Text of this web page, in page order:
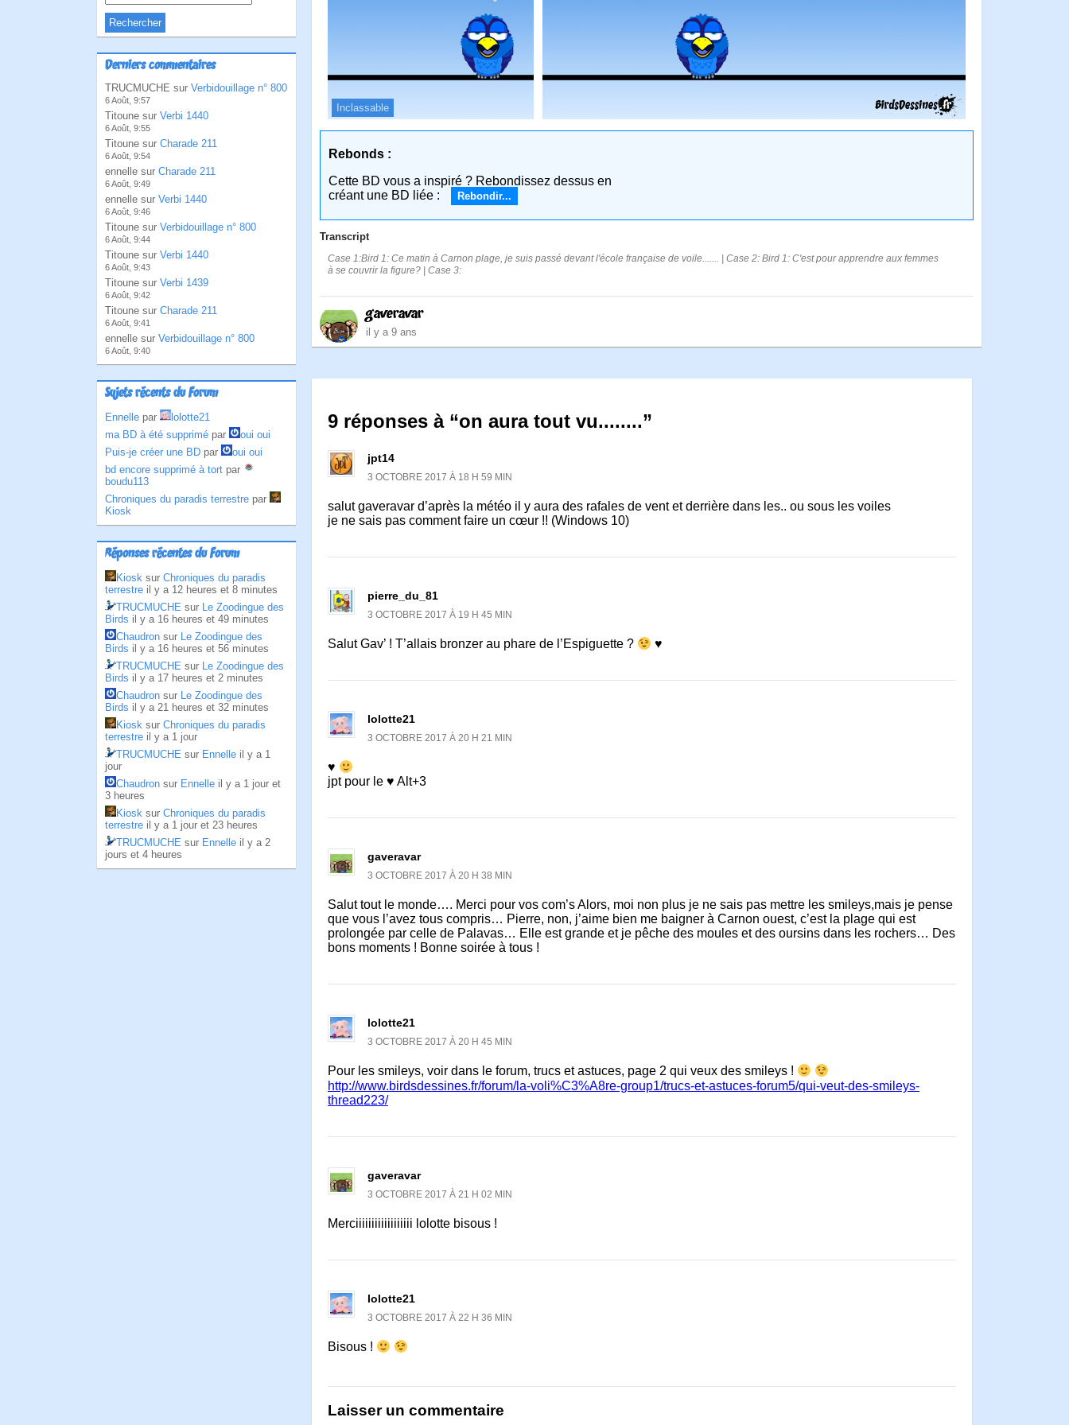
Derniers commentaires
TRUCMUCHE sur Verbidouillage n° 800
6 Août, 9:57
Titoune sur Verbi 1440
6 Août, 9:55
Titoune sur Charade 211
6 Août, 9:54
ennelle sur Charade 211
6 Août, 9:49
ennelle sur Verbi 1440
6 Août, 9:46
Titoune sur Verbidouillage n° 800
6 Août, 9:44
Titoune sur Verbi 1440
6 Août, 9:43
Titoune sur Verbi 1439
6 Août, 9:42
Titoune sur Charade 211
6 Août, 9:41
ennelle sur Verbidouillage n° 800
6 Août, 9:40
Sujets récents du Forum
Ennelle par
lolotte21
ma BD à été supprimé par
oui oui
Puis-je créer une BD par
oui oui
bd encore supprimé à tort par
boudu113
Chroniques du paradis terrestre par
Kiosk
Réponses récentes du Forum
Kiosk sur Chroniques du paradis
terrestre il y a 12 heures et 8 minutes
TRUCMUCHE sur Le Zoodingue des
Birds il y a 16 heures et 49 minutes
Chaudron sur Le Zoodingue des
Birds il y a 16 heures et 56 minutes
TRUCMUCHE sur Le Zoodingue des
Birds il y a 17 heures et 2 minutes
Chaudron sur Le Zoodingue des
Birds il y a 21 heures et 32 minutes
Kiosk sur Chroniques du paradis
terrestre il y a 1 jour
TRUCMUCHE sur Ennelle il y a 1
jour
Chaudron sur Ennelle il y a 1 jour et
3 heures
Kiosk sur Chroniques du paradis
terrestre il y a 1 jour et 23 heures
TRUCMUCHE sur Ennelle il y a 2
jours et 4 heures
Inclassable
Rebonds :
Cette BD vous a inspiré ? Rebondissez dessus en
créant une BD liée :
Rebondir...
Transcript
Case 1:Bird 1: Ce matin à Carnon plage, je suis passé devant l'école française de voile....... | Case 2: Bird 1: C'est pour apprendre aux femmes
à se couvrir la figure? | Case 3:
gaveravar
il y a 9 ans
9 réponses à “on aura tout vu........”
jpt14
3 OCTOBRE 2017 À 18 H 59 MIN
salut gaveravar d’après la météo il y aura des rafales de vent et derrière dans les.. ou sous les voiles
je ne sais pas comment faire un cœur !! (Windows 10)
pierre_du_81
3 OCTOBRE 2017 À 19 H 45 MIN
Salut Gav’ ! T’allais bronzer au phare de l’Espiguette ? ♥
lolotte21
3 OCTOBRE 2017 À 20 H 21 MIN
♥
jpt pour le ♥ Alt+3
gaveravar
3 OCTOBRE 2017 À 20 H 38 MIN
Salut tout le monde…. Merci pour vos com’s Alors, moi non plus je ne sais pas mettre les smileys,mais je pense
que vous l’avez tous compris… Pierre, non, j’aime bien me baigner à Carnon ouest, c’est la plage qui est
prolongée par celle de Palavas… Elle est grande et je pêche des moules et des oursins dans les rochers… Des
bons moments ! Bonne soirée à tous !
lolotte21
3 OCTOBRE 2017 À 20 H 45 MIN
Pour les smileys, voir dans le forum, trucs et astuces, page 2 qui veux des smileys !
http://www.birdsdessines.fr/forum/la-voli%C3%A8re-group1/trucs-et-astuces-forum5/qui-veut-des-smileys-
thread223/
gaveravar
3 OCTOBRE 2017 À 21 H 02 MIN
Merciiiiiiiiiiiiiiiiii lolotte bisous !
lolotte21
3 OCTOBRE 2017 À 22 H 36 MIN
Bisous !
Laisser un commentaire